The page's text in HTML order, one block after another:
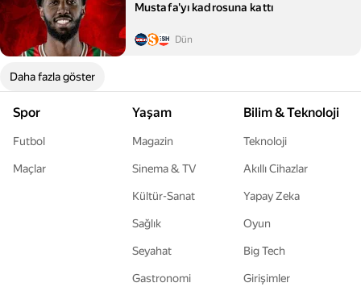
Mustafa'yı kadrosuna kattı
Dün
Daha fazla göster
Spor
Futbol
Maçlar
Yaşam
Magazin
Sinema & TV
Kültür-Sanat
Sağlık
Seyahat
Gastronomi
Bilim & Teknoloji
Teknoloji
Akıllı Cihazlar
Yapay Zeka
Oyun
Big Tech
Girişimler